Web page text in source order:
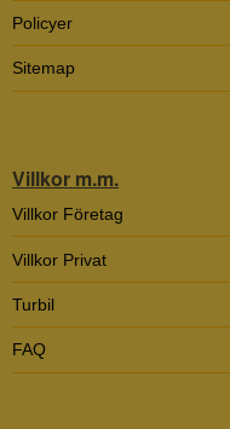
Policyer
Sitemap
Villkor m.m.
Villkor Företag
Villkor Privat
Turbil
FAQ